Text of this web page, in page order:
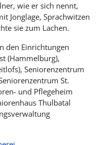
wie er sich nennt,
Jonglage, Sprachwitzen
sie zum Lachen.
den Einrichtungen
(Hammelburg),
Seniorenzentrum
St.
und Pflegeheim
Thulbatal